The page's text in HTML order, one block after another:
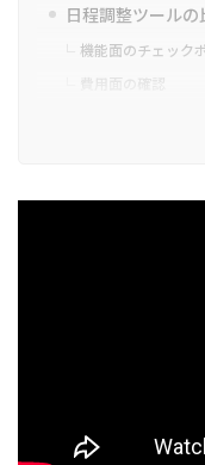
日程調整ツール
機能面のチェック
​​​​​​​アイテマス